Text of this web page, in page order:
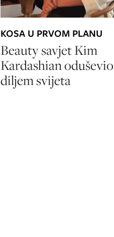
KOSA U PRVOM PLANU
Beauty savjet Kim
Kardashian
diljem svijeta